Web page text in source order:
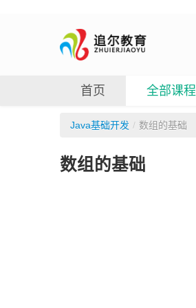
首页 全部课程
Java基础开发 / 数组的基础
数组的基础